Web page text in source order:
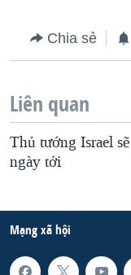
Chia sẻ
Liên quan
Thủ tướng Israel
ngày tới
Mạng xã hội